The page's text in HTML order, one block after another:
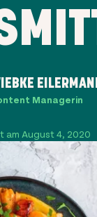
Managerin
am August 4, 2020